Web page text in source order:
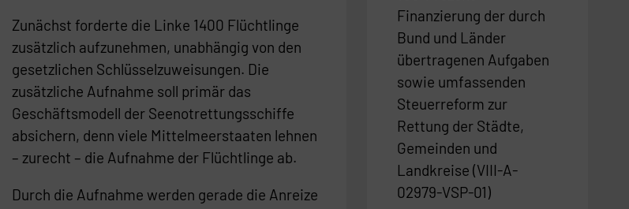
Zunächst forderte die Linke 1400 Flüchtlinge
zusätzlich aufzunehmen, unabhängig von den
gesetzlichen Schlüsselzuweisungen. Die
zusätzliche Aufnahme soll primär das
Geschäftsmodell der Seenotrettungsschiffe
absichern, denn viele Mittelmeerstaaten lehnen
– zurecht – die Aufnahme der Flüchtlinge ab.
Durch die Aufnahme werden gerade die Anreize
Finanzierung der durch
Bund und Länder
übertragenen Aufgaben
sowie umfassenden
Steuerreform zur
Rettung der Städte,
Gemeinden und
Landkreise (VIII-A-
02979-VSP-01)